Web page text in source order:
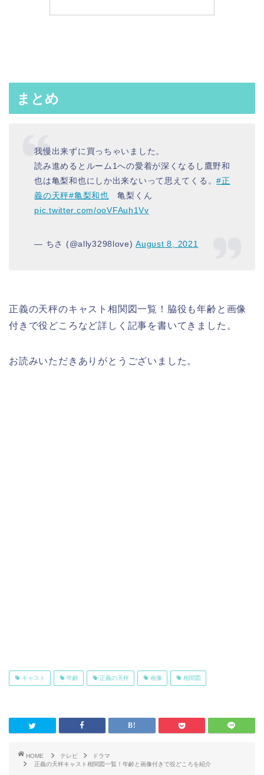
まとめ
我慢出来ずに買っちゃいました。
読み進めるとルーム1への愛着が深くなるし鷹野和
也は亀梨和也にしか出来ないって思えてくる。#正
義の天秤#亀梨和也 亀梨くん
pic.twitter.com/ooVFAuh1Vv
— ちさ (@ally3298love)August 8, 2021
正義の天秤のキャスト相関図一覧！脇役も年齢と画像
付きで役どころなど詳しく記事を書いてきました。
お読みいただきありがとうございました。
キャスト 年齢 正義の天秤 画像 相関図
HOME テレビ
ドラマ
正義の天秤キャスト相関図一覧！年齢と画像付きで役どころを紹介